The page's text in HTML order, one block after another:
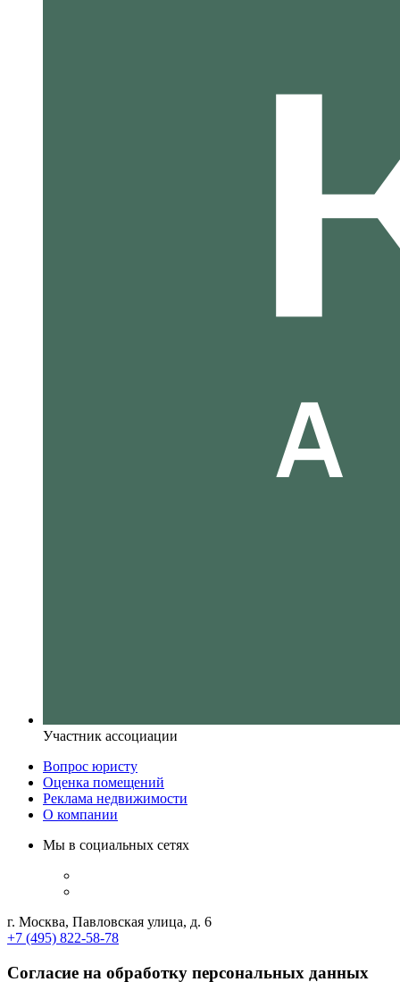
Участник ассоциации
Вопрос юристу
Оценка помещений
Реклама недвижимости
О компании
Мы в социальных сетях
г. Москва, Павловская улица, д. 6
+7 (495) 822-58-78
Согласие на обработку персональных данных